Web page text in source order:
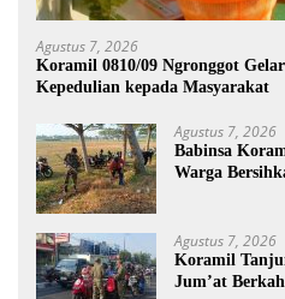
Agustus 7, 2026
Koramil 0810/09 Ngronggot
Kepedulian kepada Masyarakat
Agustus 7, 2026
Babinsa
Warga
Agustus 7, 2026
Koramil
Jum’at